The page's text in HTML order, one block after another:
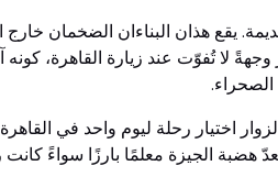
يقع هذان البناءان الضخمان خارج
لا تُفوّت عند زيارة القاهرة، كونه
اختيار رحلة ليوم واحد في
هضبة الجيزة معلمًا بارزًا سواءً